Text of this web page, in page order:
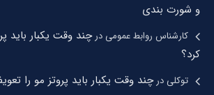
و شورت بندی
کارشناس روابط عمومیدرچند وقت یکبار باید
کرد؟
توکلیدرچند وقت یکبار باید پروتز مو را